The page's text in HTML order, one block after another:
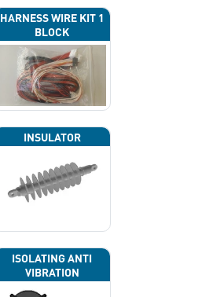
HARNESS WIRE KIT 1
BLOCK
INSULATOR
ISOLATING ANTI
VIBRATION